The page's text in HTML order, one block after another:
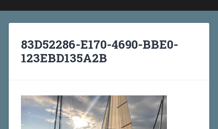
83D52286-E170-4690-BBE0-
123EBD135A2B